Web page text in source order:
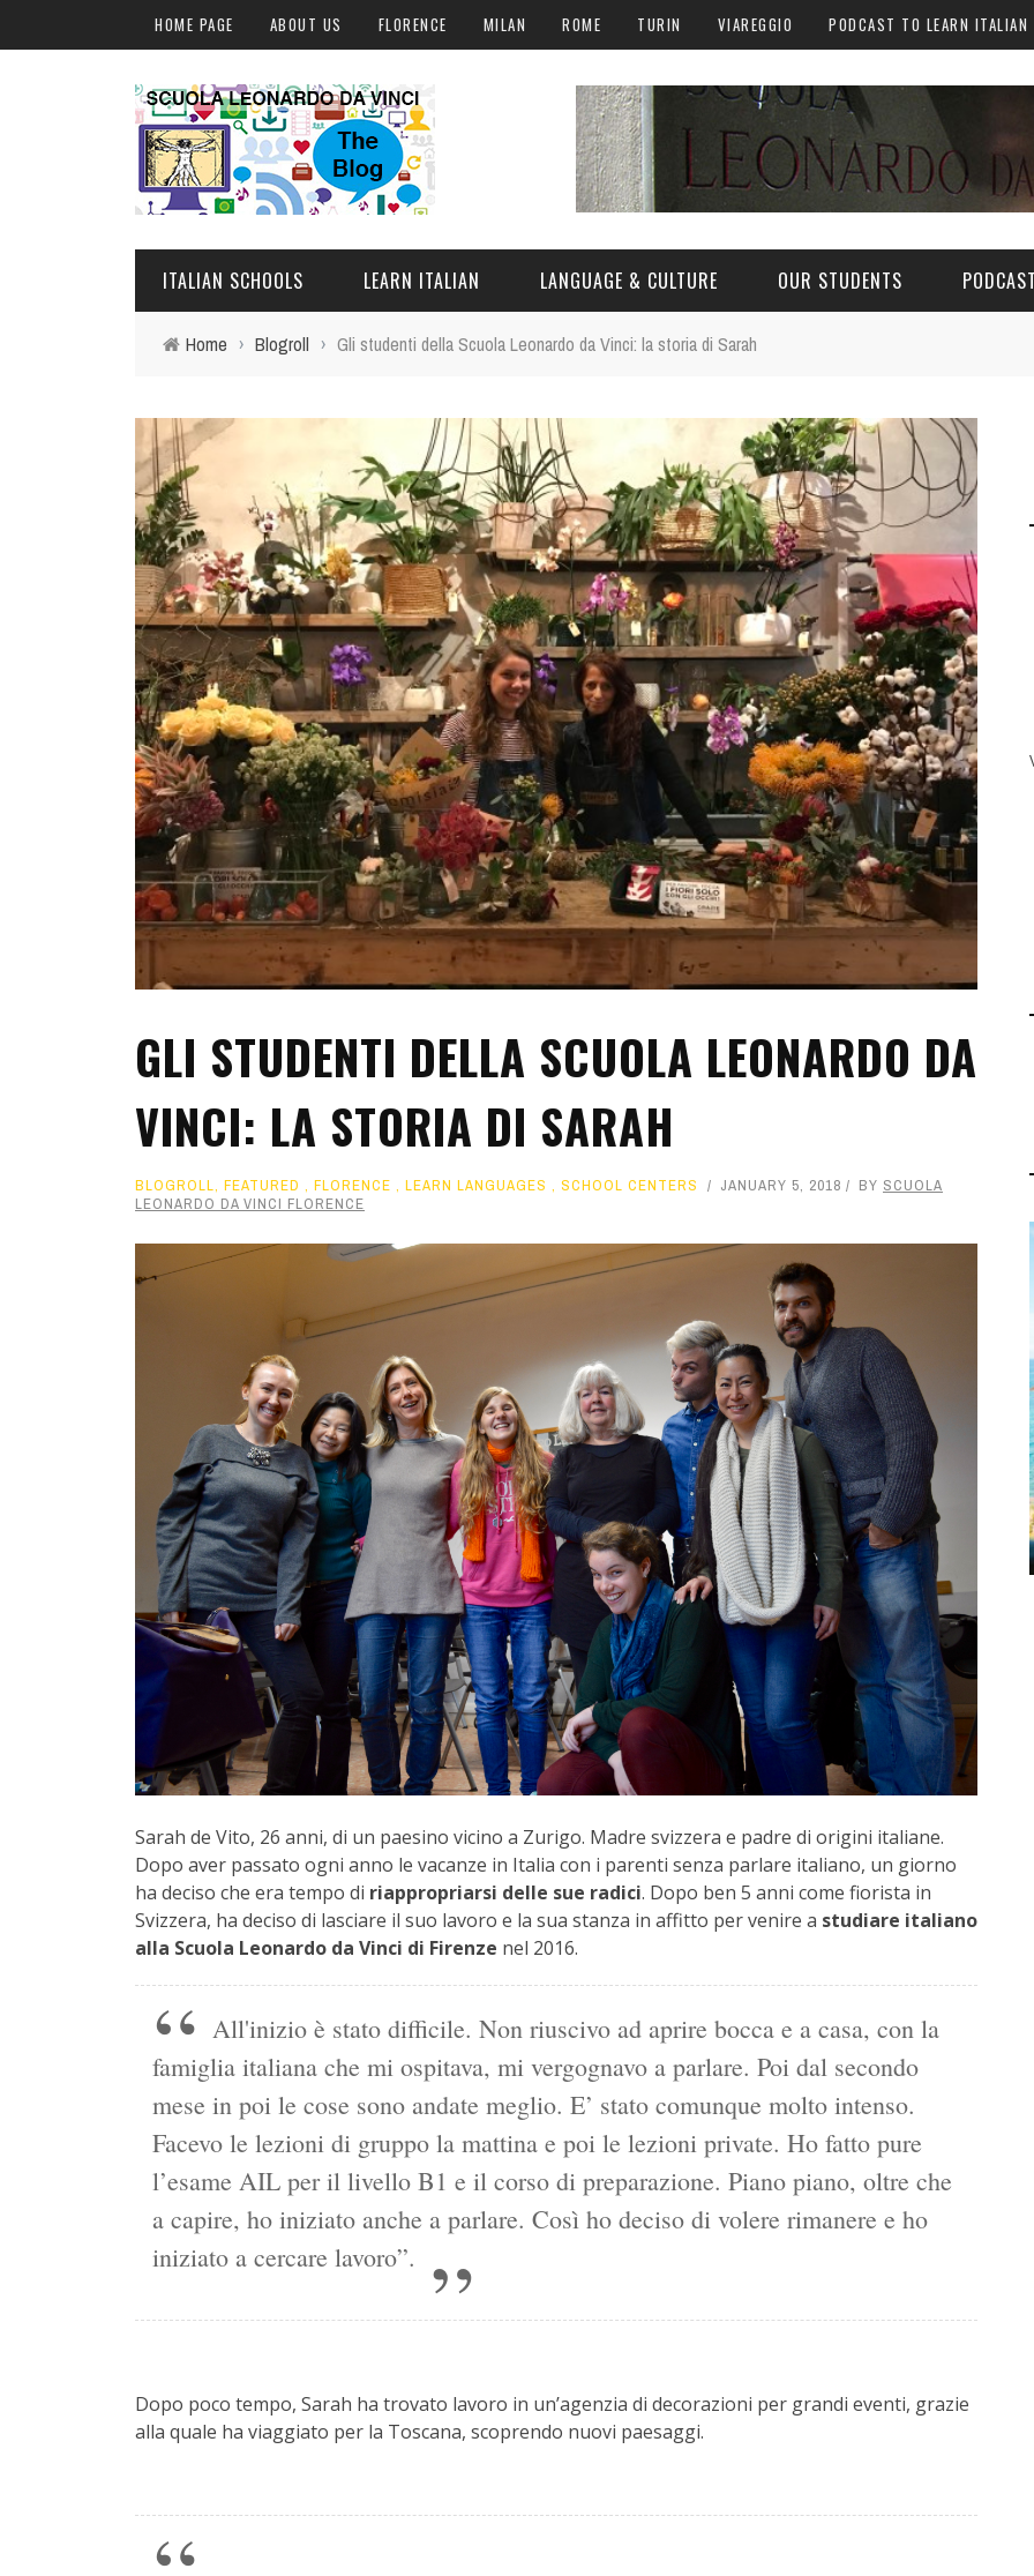
HOME PAGE ABOUT US FLORENCE MILAN ROME TURIN VIAREGGIO PODCAST TO LEARN ITALIAN
ITALIAN SCHOOLS
MILAN
ROME
TURIN
VIAREGGIO
UNIVERSITY IN ITALY
LEARN ITALIAN
ONLINE COURSES
LANGUAGE & CULTURE
ITALIAN CULTURE
CURIOSITY
OUR STUDENTS
Home › Blogroll › Gli studenti della Scuola Leonardo da Vinci: la storia di Sarah
GLI STUDENTI DELLA SCUOLA LEONARDO DA
VINCI: LA STORIA DI SARAH
BLOGROLL, FEATURED , FLORENCE , LEARN LANGUAGES , SCHOOL CENTERS JANUARY 5, 2018 BY SCUOLA
LEONARDO DA VINCI FLORENCE
Sarah de Vito, 26 anni, di un paesino vicino a Zurigo. Madre svizzera e padre di origini italiane.
Dopo aver passato ogni anno le vacanze in Italia con i parenti senza parlare italiano, un giorno
ha deciso che era tempo di riappropriarsi delle sue radici. Dopo ben 5 anni come fiorista in
Svizzera, ha deciso di lasciare il suo lavoro e la sua stanza in affitto per venire a studiare italiano
alla Scuola Leonardo da Vinci di Firenze nel 2016.
All'inizio è stato difficile. Non riuscivo ad aprire bocca e a casa, con la
famiglia italiana che mi ospitava, mi vergognavo a parlare. Poi dal secondo
mese in poi le cose sono andate meglio. E’ stato comunque molto intenso.
Facevo le lezioni di gruppo la mattina e poi le lezioni private. Ho fatto pure
l’esame AIL per il livello B1 e il corso di preparazione. Piano piano, oltre che
a capire, ho iniziato anche a parlare. Così ho deciso di volere rimanere e ho
iniziato a cercare lavoro”.
Dopo poco tempo, Sarah ha trovato lavoro in un’agenzia di decorazioni per grandi eventi, grazie
alla quale ha viaggiato per la Toscana, scoprendo nuovi paesaggi.
SPRING IS COMING: MUST-
SEE EVENTS IN FLORENCE
FEATURED,FLORENCE,ITALIAN
CULTURE,SCHOOL CENTERS
MARCH
26, 2026